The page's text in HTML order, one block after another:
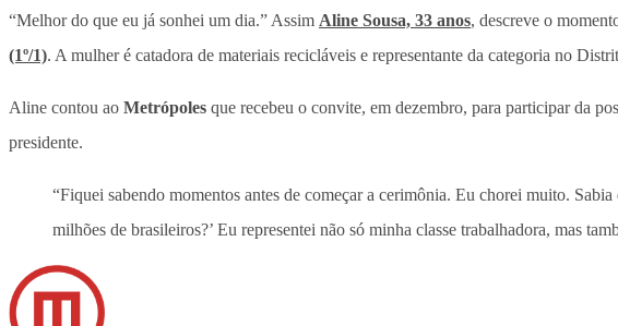
“Melhor do que eu já sonhei um dia.” Assim Aline Sousa, 33 anos, descreve o
(1º/1). A mulher é catadora de materiais recicláveis e representante da categoria no
Aline contou ao Metrópoles que recebeu o convite, em dezembro, para participar da
presidente.
“Fiquei sabendo momentos antes de começar a cerimônia. Eu chorei muito.
milhões de brasileiros?’ Eu representei não só minha classe trabalhadora, mas